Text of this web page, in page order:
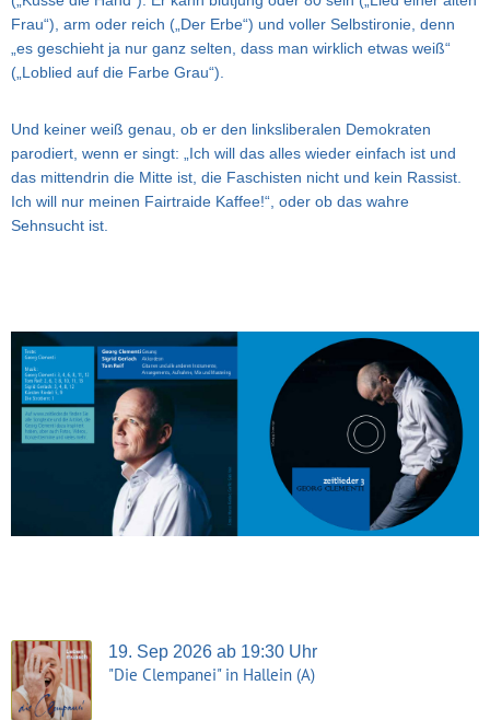
Frau“), arm oder reich („Der Erbe“) und voller Selbstironie, denn
„es geschieht ja nur ganz selten, dass man wirklich etwas weiß“
(„Loblied auf die Farbe Grau“).
Und keiner weiß genau, ob er den linksliberalen Demokraten
parodiert, wenn er singt: „Ich will das alles wieder einfach ist und
das mittendrin die Mitte ist, die Faschisten nicht und kein Rassist.
Ich will nur meinen Fairtraide Kaffee!“, oder ob das wahre
Sehnsucht ist.
19. Sep 2026 ab 19:30 Uhr
"Die Clempanei" in Hallein (A)